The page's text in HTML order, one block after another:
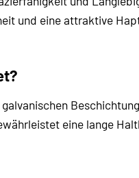
und eine attraktive
eine lange